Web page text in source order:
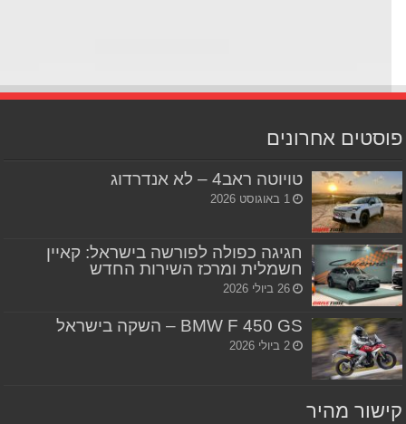
אחרונים
טויוטה ראב4 – לא אנדרדוג
1 באוגוסט 2026
חגיגה כפולה לפורשה בישראל: קאיין
חשמלית ומרכז השירות החדש
26 ביולי 2026
BMW F 450 GS – השקה בישראל
2 ביולי 2026
מהיר